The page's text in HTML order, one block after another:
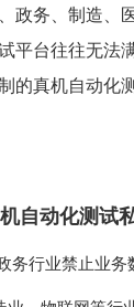
自动化测试
务行业禁止业